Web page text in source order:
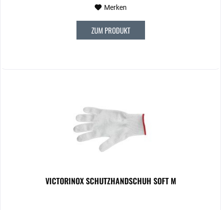
Merken
ZUM PRODUKT
VICTORINOX SCHUTZHANDSCHUH SOFT M